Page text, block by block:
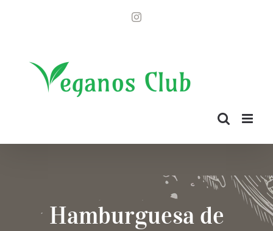
Instagram
Hamburguesa de